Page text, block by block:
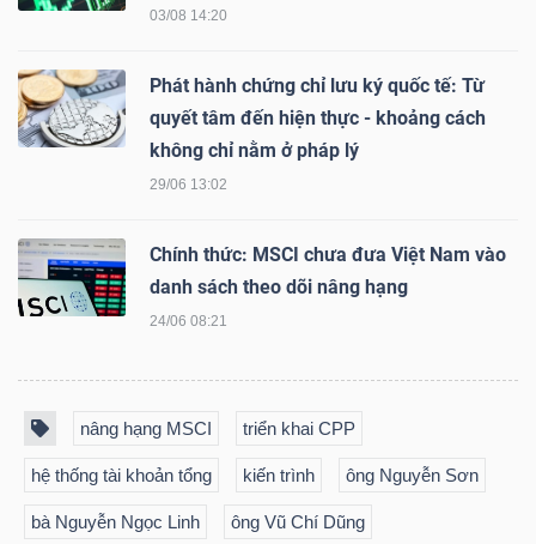
03/08 14:20
Phát hành chứng chỉ lưu ký quốc tế: Từ
quyết tâm đến hiện thực - khoảng cách
không chỉ nằm ở pháp lý
29/06 13:02
Chính thức: MSCI chưa đưa Việt Nam vào
danh sách theo dõi nâng hạng
24/06 08:21
nâng hạng MSCI triển khai CPP
hệ thống tài khoản tổng kiến trình ông Nguyễn Sơn
bà Nguyễn Ngọc Linh ông Vũ Chí Dũng
Dữ
liệu